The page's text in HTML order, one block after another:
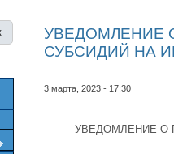
УВЕДОМЛЕНИЕ
СУБСИДИЙ НА
3 марта, 2023 - 17:30
УВЕДОМЛЕНИЕ О